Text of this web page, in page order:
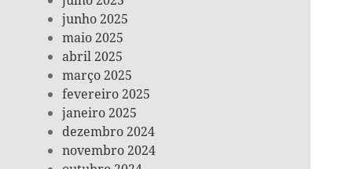
junho 2025
maio 2025
abril 2025
março 2025
fevereiro 2025
janeiro 2025
dezembro 2024
novembro 2024